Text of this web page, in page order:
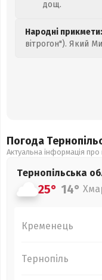
дощ.
Народні прикмети:
вітрогон"). Який
Погода
Актуальна інформація
Тернопільська
25° 14°
Кременець
Тернопіль